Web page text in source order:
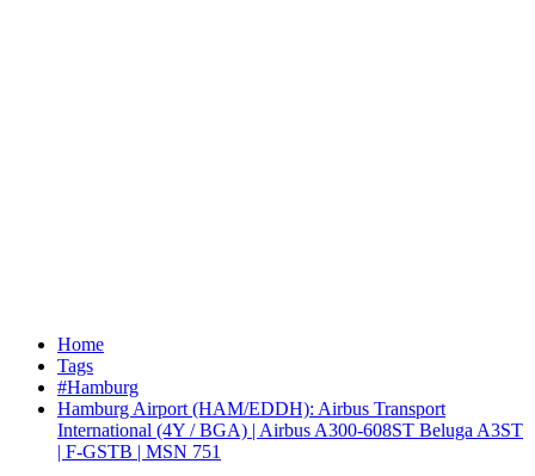
Home
Tags
#Hamburg
Hamburg Airport (HAM/EDDH): Airbus Transport
International (4Y / BGA) | Airbus A300-608ST Beluga A3ST
| F-GSTB | MSN 751